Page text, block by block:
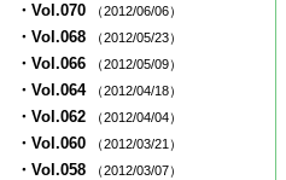
・Vol.070 （2012/06/06）
・Vol.068 （2012/05/23）
・Vol.066 （2012/05/09）
・Vol.064 （2012/04/18）
・Vol.062 （2012/04/04）
・Vol.060 （2012/03/21）
・Vol.058 （2012/03/07）